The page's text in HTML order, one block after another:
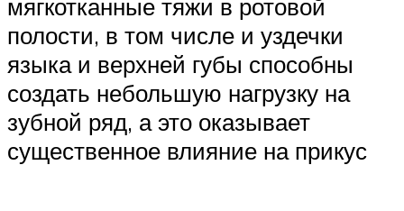
мягкотканные тяжи в ротовой
полости, в том числе и уздечки
языка и верхней губы способны
создать небольшую нагрузку на
зубной ряд, а это оказывает
существенное влияние на прикус